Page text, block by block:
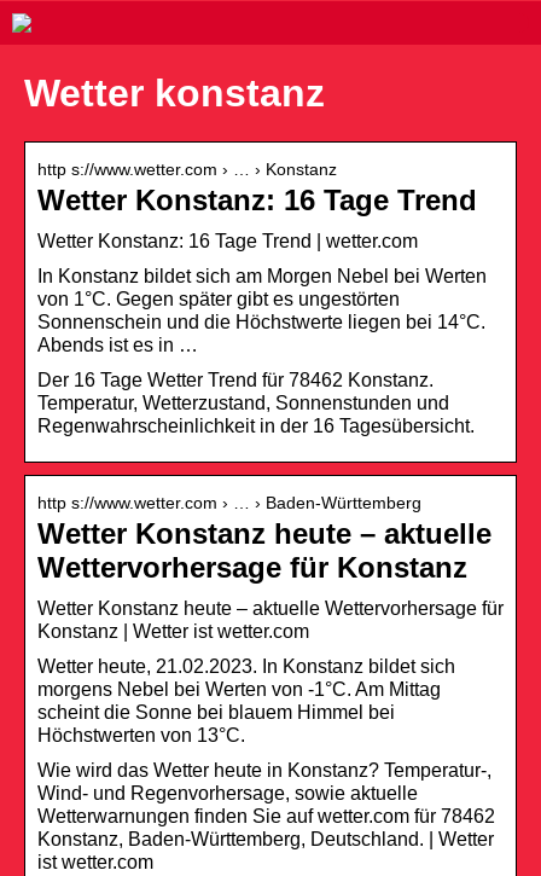
Wetter konstanz
http s://www.wetter.com › … › Konstanz
Wetter Konstanz: 16 Tage Trend
Wetter Konstanz: 16 Tage Trend | wetter.com
In Konstanz bildet sich am Morgen Nebel bei Werten
von 1°C. Gegen später gibt es ungestörten
Sonnenschein und die Höchstwerte liegen bei 14°C.
Abends ist es in …
Der 16 Tage Wetter Trend für 78462 Konstanz.
Temperatur, Wetterzustand, Sonnenstunden und
Regenwahrscheinlichkeit in der 16 Tagesübersicht.
http s://www.wetter.com › … › Baden-Württemberg
Wetter Konstanz heute – aktuelle
Wettervorhersage für Konstanz
Wetter Konstanz heute – aktuelle Wettervorhersage für
Konstanz | Wetter ist wetter.com
Wetter heute, 21.02.2023. In Konstanz bildet sich
morgens Nebel bei Werten von -1°C. Am Mittag
scheint die Sonne bei blauem Himmel bei
Höchstwerten von 13°C.
Wie wird das Wetter heute in Konstanz? Temperatur-,
Wind- und Regenvorhersage, sowie aktuelle
Wetterwarnungen finden Sie auf wetter.com für 78462
Konstanz, Baden-Württemberg, Deutschland. | Wetter
ist wetter.com